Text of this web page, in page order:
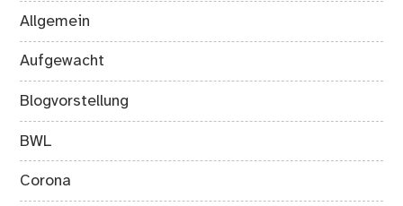
Allgemein
Aufgewacht
Blogvorstellung
BWL
Corona